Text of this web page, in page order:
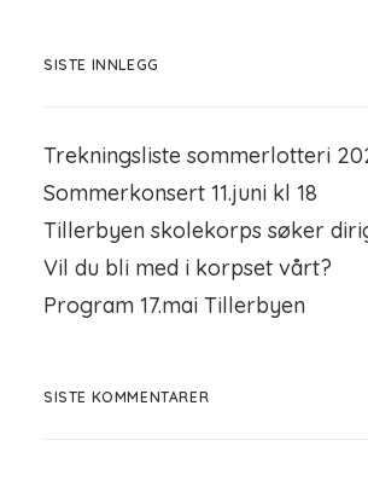
SISTE INNLEGG
Trekningsliste sommerlotteri
Sommerkonsert 11.juni kl 18
Tillerbyen skolekorps søker
Vil du bli med i korpset vårt?
Program 17.mai Tillerbyen
SISTE KOMMENTARER